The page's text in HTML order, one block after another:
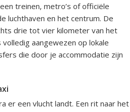
treinen, metro’s of officiële
luchthaven en het centrum. De
drie tot vier kilometer van het
aangewezen op lokale
die door je accommodatie zijn
er een vlucht landt. Een rit naar het